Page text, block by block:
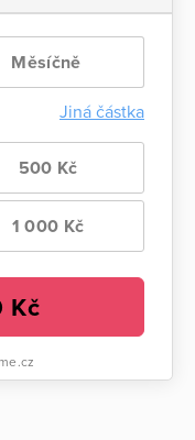
Měsíčně
Jiná částka
500 Kč
1 000 Kč
Kč